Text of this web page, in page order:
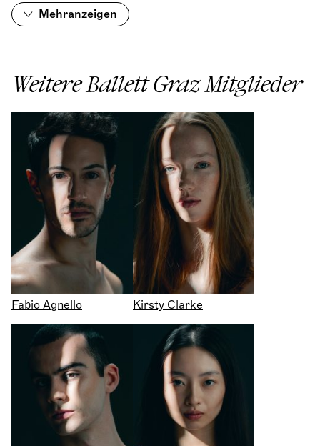
Mehranzeigen
Weitere Ballett Graz Mitglieder
Fabio Agnello Kirsty Clarke